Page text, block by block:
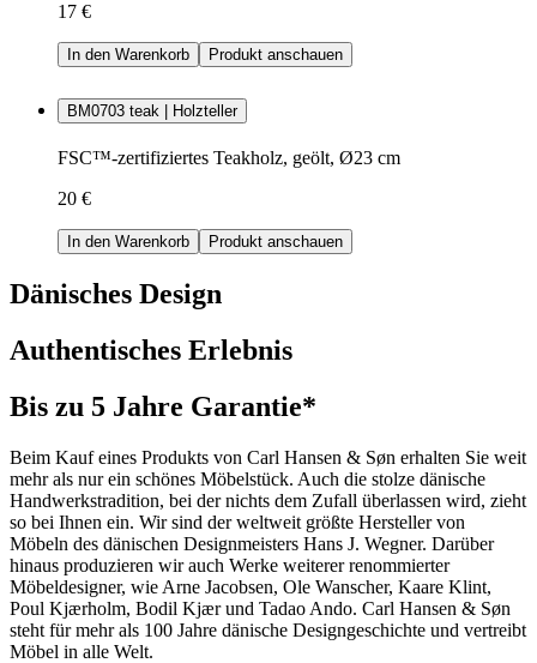
17 €
In den Warenkorb Produkt anschauen
BM0703 teak | Holzteller
FSC™-zertifiziertes Teakholz, geölt, Ø23 cm
20 €
In den Warenkorb Produkt anschauen
Dänisches Design
Authentisches Erlebnis
Bis zu 5 Jahre Garantie*
Beim Kauf eines Produkts von Carl Hansen & Søn erhalten Sie weit
mehr als nur ein schönes Möbelstück. Auch die stolze dänische
Handwerkstradition, bei der nichts dem Zufall überlassen wird, zieht
so bei Ihnen ein. Wir sind der weltweit größte Hersteller von
Möbeln des dänischen Designmeisters Hans J. Wegner. Darüber
hinaus produzieren wir auch Werke weiterer renommierter
Möbeldesigner, wie Arne Jacobsen, Ole Wanscher, Kaare Klint,
Poul Kjærholm, Bodil Kjær und Tadao Ando. Carl Hansen & Søn
steht für mehr als 100 Jahre dänische Designgeschichte und vertreibt
Möbel in alle Welt.